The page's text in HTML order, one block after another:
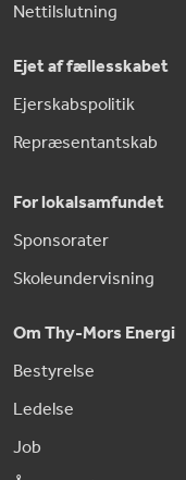
Nettilslutning
Ejet af fællesskabet
Ejerskabspolitik
Repræsentantskab
For lokalsamfundet
Sponsorater
Skoleundervisning
Om Thy-Mors Energi
Bestyrelse
Ledelse
Job